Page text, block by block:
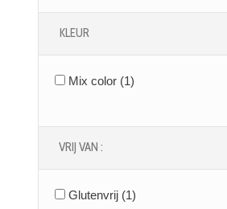
KLEUR
Mix color (1)
VRIJ VAN :
Glutenvrij (1)